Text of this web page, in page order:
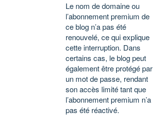
Le nom de domaine ou
l’abonnement premium de
ce blog n’a pas été
renouvelé, ce qui explique
cette interruption. Dans
certains cas, le blog peut
également être protégé par
un mot de passe, rendant
son accès limité tant que
l’abonnement premium n’a
pas été réactivé.